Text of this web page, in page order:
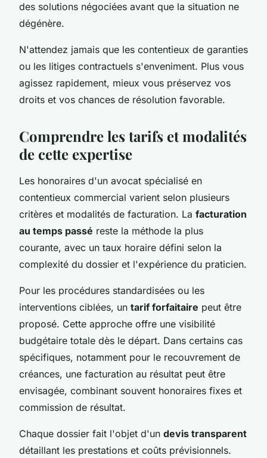
des solutions négociées avant que la situation ne
dégénère.
N'attendez jamais que les contentieux de garanties
ou les litiges contractuels s'enveniment. Plus vous
agissez rapidement, mieux vous préservez vos
droits et vos chances de résolution favorable.
Comprendre les tarifs et modalités
de cette expertise
Les honoraires d'un avocat spécialisé en
contentieux commercial varient selon plusieurs
critères et modalités de facturation. La facturation
au temps passé reste la méthode la plus
courante, avec un taux horaire défini selon la
complexité du dossier et l'expérience du praticien.
Pour les procédures standardisées ou les
interventions ciblées, un tarif forfaitaire peut être
proposé. Cette approche offre une visibilité
budgétaire totale dès le départ. Dans certains cas
spécifiques, notamment pour le recouvrement de
créances, une facturation au résultat peut être
envisagée, combinant souvent honoraires fixes et
commission de résultat.
Chaque dossier fait l'objet d'un devis transparent
détaillant les prestations et coûts prévisionnels.